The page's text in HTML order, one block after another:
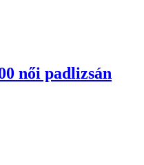
női padlizsán